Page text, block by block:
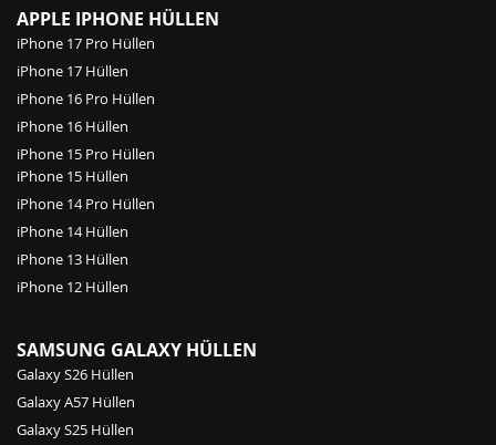
APPLE IPHONE HÜLLEN
iPhone 17 Pro Hüllen
iPhone 17 Hüllen
iPhone 16 Pro Hüllen
iPhone 16 Hüllen
iPhone 15 Pro Hüllen
iPhone 15 Hüllen
iPhone 14 Pro Hüllen
iPhone 14 Hüllen
iPhone 13 Hüllen
iPhone 12 Hüllen
SAMSUNG GALAXY HÜLLEN
Galaxy S26 Hüllen
Galaxy A57 Hüllen
Galaxy S25 Hüllen